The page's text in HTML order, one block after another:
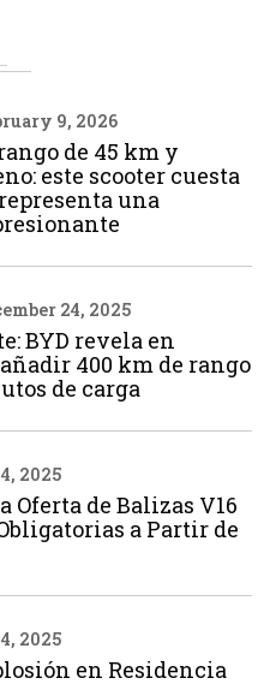
9, 2026
de 45 km y
este scooter cuesta
una
24, 2025
BYD revela en
400 km de rango
de carga
2025
Oferta de Balizas V16
a Partir de
2025
en Residencia